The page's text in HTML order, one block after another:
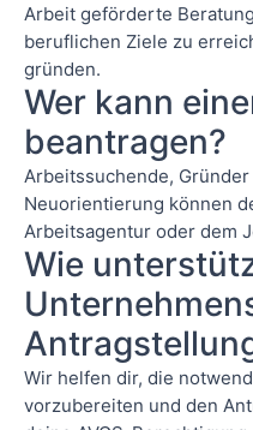
Arbeit geförderte
beruflichen Ziele zu
gründen.
Wer kann
beantragen?
Arbeitssuchende,
Neuorientierung können
Arbeitsagentur oder dem
Wie
Wir helfen dir, die
vorzubereiten und den